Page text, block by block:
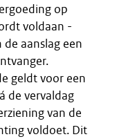
op
voldaan -
aanslag een
geldt voor een
de vervaldag
van de
voldoet. Dit